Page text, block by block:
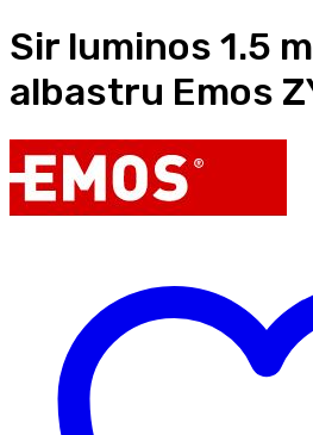
Sir luminos 1.5
albastru Emos